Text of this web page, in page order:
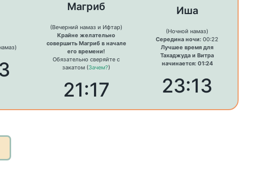
Магриб
(Вечерний намаз и Ифтар)
Крайне желательно
совершить Магриб в начале
его времени!
Обязательно сверяйте с
закатом (Зачем?)
21:17
Иша
(Ночной намаз)
Середина ночи: 00:22
Лучшее время для
Тахаджуда и Витра
начинается: 01:24
23:13